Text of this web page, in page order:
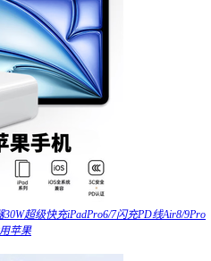
超级快充iPadPro6/7闪充PD线Air8/9Pro
苹果